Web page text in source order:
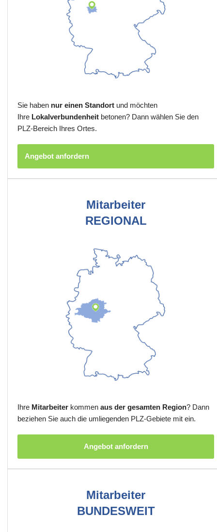
Sie haben nur einen Standort und möchten
Ihre Lokalverbundenheit betonen? Dann wählen Sie den
PLZ-Bereich Ihres Ortes.
Angebot anfordern
Mitarbeiter
REGIONAL
Ihre Mitarbeiter kommen aus der gesamten Region? Dann
beziehen Sie auch die umliegenden PLZ-Gebiete mit ein.
Angebot anfordern
Mitarbeiter
BUNDESWEIT